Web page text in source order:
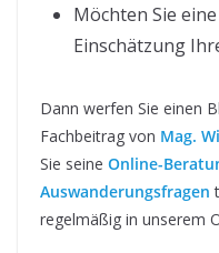
Möchten Sie
Einschätzung
Dann werfen Sie einen
Fachbeitrag von Mag.
Sie seine Online-
Auswanderungsfragen
regelmäßig in unserem